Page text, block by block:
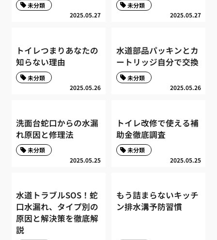
2025.05.27
未分類
2025.05.27
未分類
トイレつまりあなたの
知らない理由
2025.05.26
未分類
水道部品パッキンとカ
ートリッジ自分で交換
2025.05.26
未分類
洗面台蛇口からの水漏
れ原因と修理法
2025.05.25
未分類
トイレ改修で使える補
助金徹底調査
2025.05.25
未分類
水道トラブルSOS！蛇
口水漏れ、タイプ別の
原因と解決策を徹底解
説
もう詰まらないキッチ
ン排水溝予防習慣